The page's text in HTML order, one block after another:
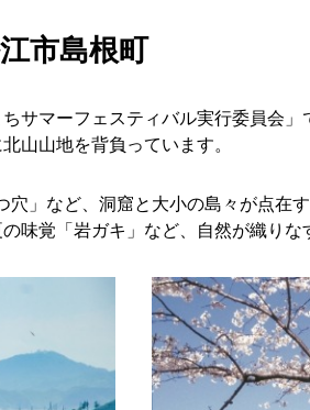
市島根町
サマーフェスティバル実行委員会
山山地を背負っています。
」など、洞窟と大小の島々が点在
味覚「岩ガキ」など、自然が織りな